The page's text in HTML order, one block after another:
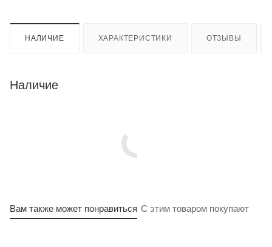
НАЛИЧИЕ ХАРАКТЕРИСТИКИ ОТЗЫВЫ
Наличие
Вам также может понравиться С этим товаром покупают